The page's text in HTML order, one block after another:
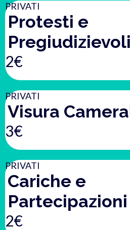
PRIVATI
Protesti e
Pregiudizievoli
2€
PRIVATI
Visura
3€
PRIVATI
Cariche e
Partecipazioni
2€